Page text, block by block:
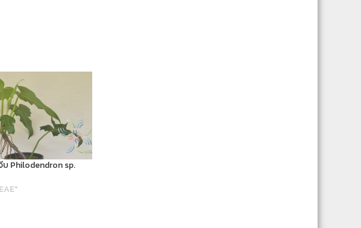
Philodendron sp.